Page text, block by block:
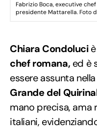
Fabrizio Boca, executive
presidente Mattarella. Foto
Chiara Condoluciè
chef romana, ed è
essere assunta
Grande del
mano precisa, ama
italiani,